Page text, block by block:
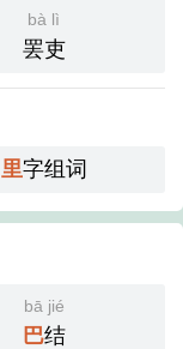
bà lì
罢吏
里字组词
bā jié
巴结